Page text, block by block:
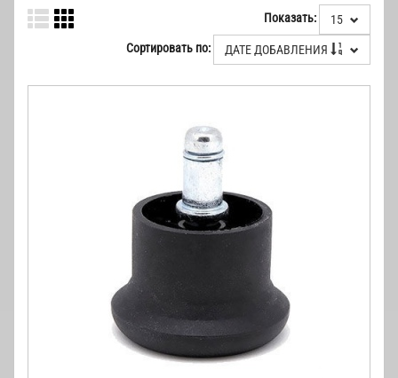
КОНТАКТЫ
Показать: 15
Сортировать по: ДАТЕ ДОБАВЛЕНИЯ